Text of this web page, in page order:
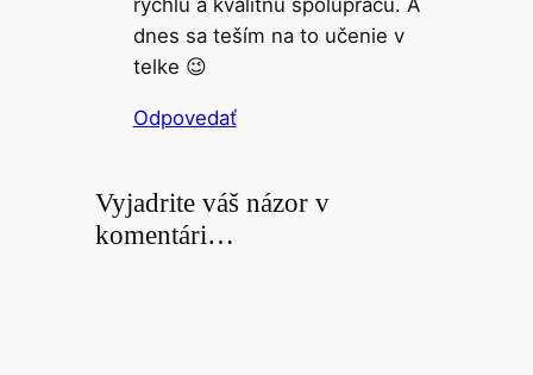
dnes sa teším na to učenie v
telke 😉
Odpovedať
Vyjadrite váš názor v
komentári…